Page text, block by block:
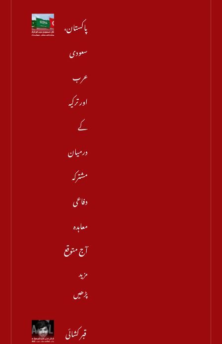
پاکستان،
سعودی
عرب
اور ترکیہ
کے
درمیان
مشترکہ
دفاعی
معاہدہ
آج متوقع
مزید
پڑھیں
قبر کشائی